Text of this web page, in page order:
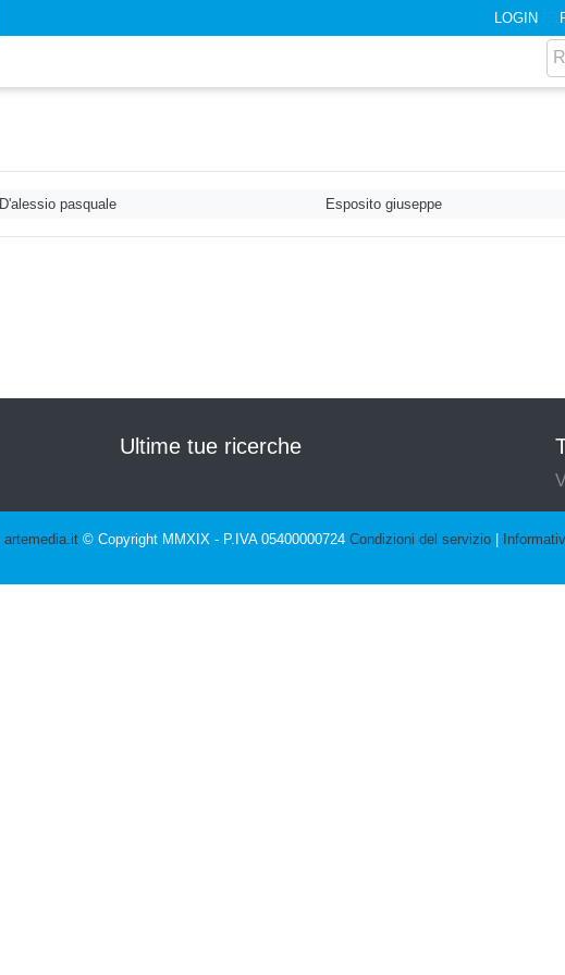
D'alessio pasquale Esposito giuseppe
LOGIN
Ultime tue ricerche
artemedia.it© Copyright MMXIX - P.IVA 05400000724 Condizioni del servizio|